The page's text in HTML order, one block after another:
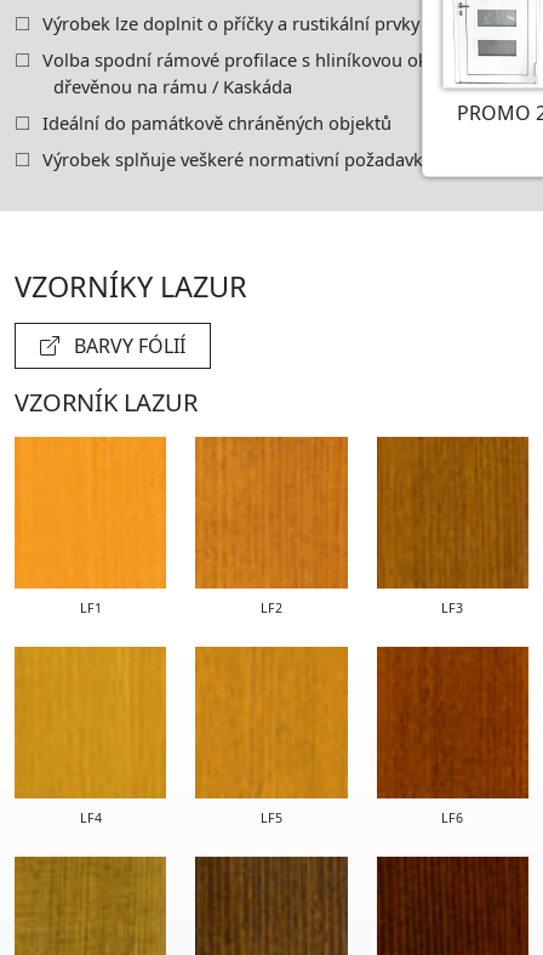
PROMO
Výrobek lze doplnit o příčky a rustikální prvky
Volba spodní rámové profilace s hliníkovou okapnicí /
dřevěnou na rámu / Kaskáda
Ideální do památkově chráněných objektů
Výrobek splňuje veškeré normativní požadavky
VZORNÍKY LAZUR
BARVY FÓLIÍ
VZORNÍK LAZUR
LF1 LF2 LF3
LF4 LF5 LF6